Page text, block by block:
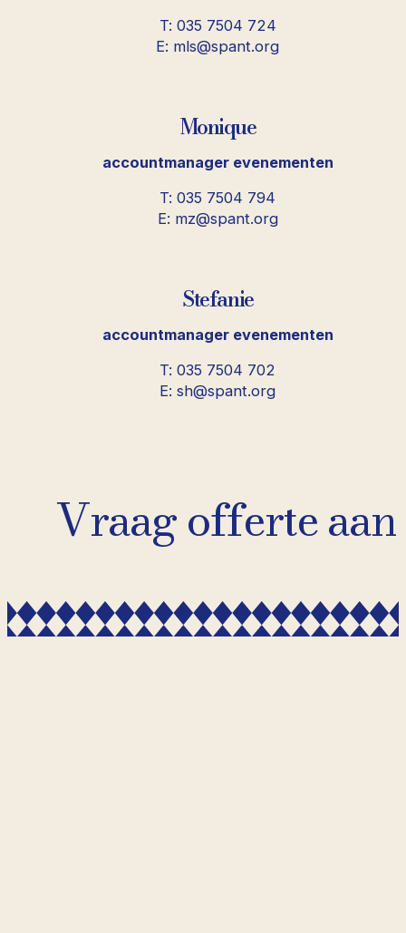
T: 035 7504 724
E: mls@spant.org
Monique
accountmanager evenementen
T: 035 7504 794
E: mz@spant.org
Stefanie
accountmanager evenementen
T: 035 7504 702
E: sh@spant.org
Vraag offerte aan